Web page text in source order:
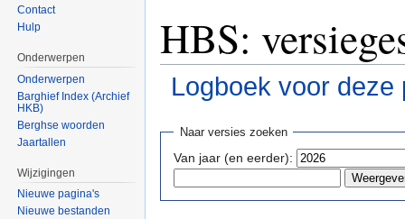
HBS:
Logboek voor deze
Naar versies zoeken
Van jaar (en eerder):
Contact
Hulp
Onderwerpen
Onderwerpen
Barghief Index (Archief
HKB)
Berghse woorden
Jaartallen
Wijzigingen
Nieuwe pagina's
Nieuwe bestanden